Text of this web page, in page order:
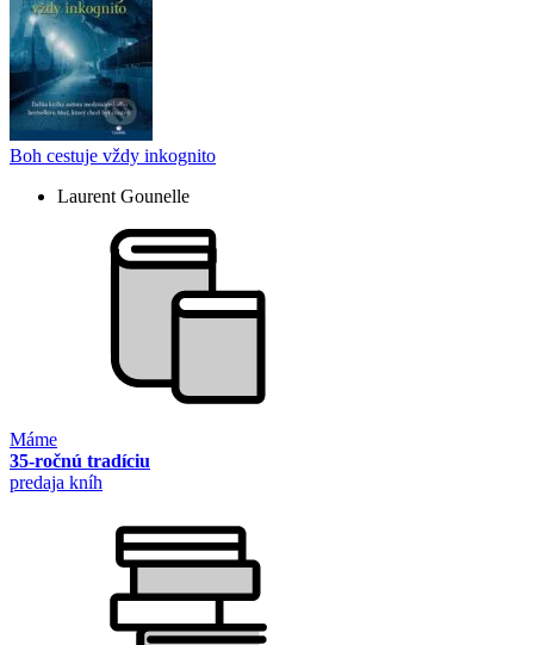
Boh cestuje vždy inkognito
Laurent Gounelle
Máme
35-ročnú tradíciu
predaja kníh